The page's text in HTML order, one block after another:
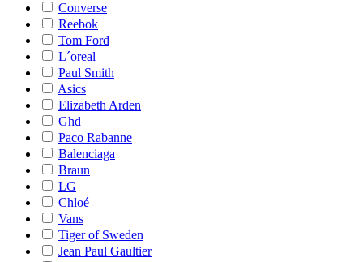
Converse
Reebok
Tom Ford
L´oreal
Paul Smith
Asics
Elizabeth Arden
Ghd
Paco Rabanne
Balenciaga
Braun
LG
Chloé
Vans
Tiger of Sweden
Jean Paul Gaultier